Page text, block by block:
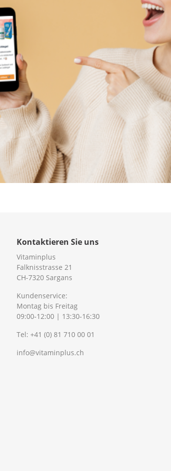
Kontaktieren Sie uns
Vitaminplus
Falknisstrasse 21
CH-7320 Sargans
Kundenservice:
Montag bis Freitag
09:00-12:00 | 13:30-16:30
Tel: +41 (0) 81 710 00 01
info@vitaminplus.ch